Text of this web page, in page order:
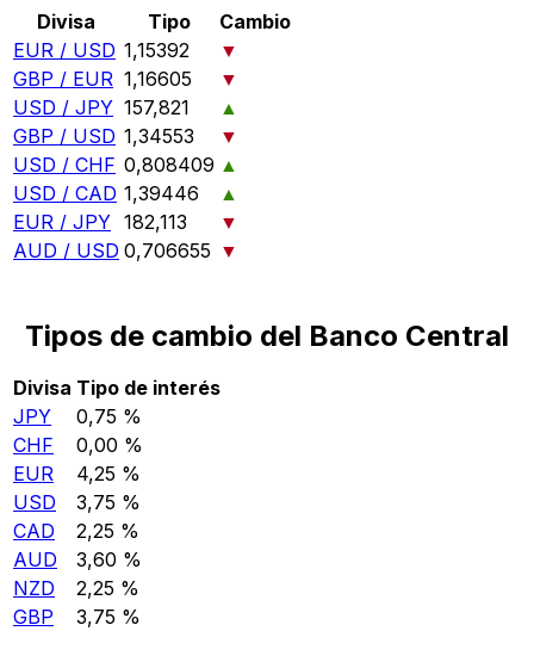
Divisa Tipo
Cambio
EUR / USD 1,15392
▼
GBP / EUR 1,16605
▼
USD / JPY 157,821
▲
GBP / USD 1,34553
▼
USD / CHF 0,808409 ▲
USD / CAD 1,39446
▲
EUR / JPY 182,113
▼
AUD / USD 0,706655 ▼
Tipos de cambio del Banco Central
Divisa Tipo de interés
JPY
0,75 %
CHF
0,00 %
EUR
4,25 %
USD
3,75 %
CAD
2,25 %
AUD
3,60 %
NZD
2,25 %
GBP
3,75 %